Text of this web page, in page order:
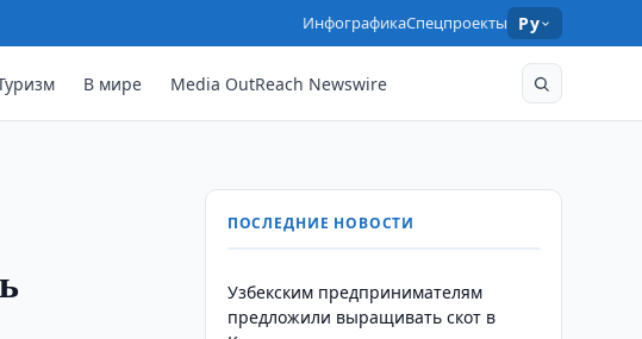
ИнфографикаСпецпроекты Ру
В мире Media OutReach Newswire
ПОСЛЕДНИЕ НОВОСТИ
Узбекским предпринимателям
предложили выращивать скот в